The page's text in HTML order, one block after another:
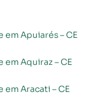
em Apuiarés – CE
Aquiraz – CE
em Aracati – CE